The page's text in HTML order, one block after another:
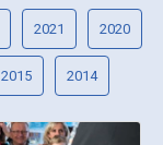
2021 2020
2015 2014